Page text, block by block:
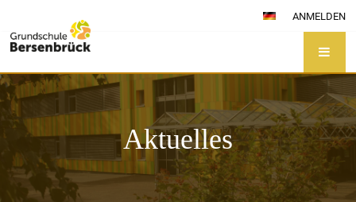
ANMELDEN
Aktuelles